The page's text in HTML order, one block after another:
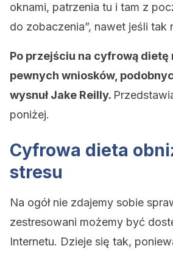
oknami, patrzenia tu i tam z
do zobaczenia”, nawet jeśli tak
Po przejściu na cyfrową dietę
pewnych wniosków,
wysnuł Jake Reilly.
poniżej.
Cyfrowa dieta
stresu
Na ogół nie zdajemy sobie
zestresowani możemy być
Internetu. Dzieje się tak,